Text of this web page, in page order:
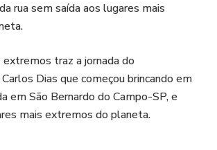
rua sem saída aos lugares mais
traz a jornada do
Dias que começou brincando em
em São Bernardo do Campo-SP, e
mais extremos do planeta.